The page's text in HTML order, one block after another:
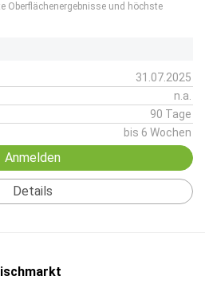
Oberflächenergebnisse und höchste
31.07.2025
n.a.
90 Tage
bis 6 Wochen
Anmelden
Details